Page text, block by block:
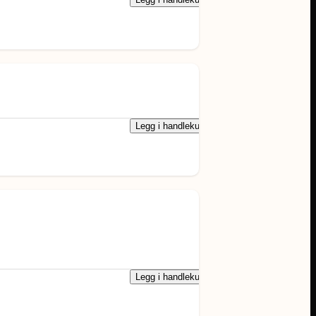
Legg i handlekurv
Legg i handlekurv